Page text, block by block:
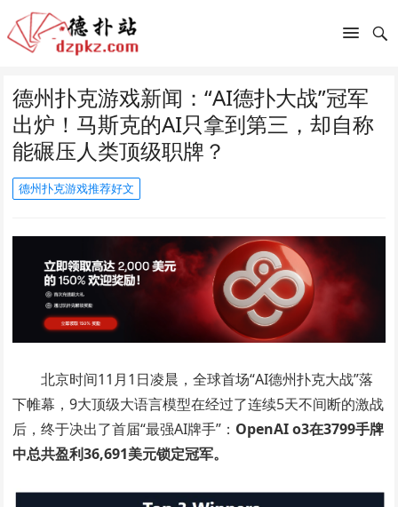
德州扑克游戏新闻：“AI德扑大战”冠军
出炉！马斯克的AI只拿到第三，却自称
能碾压人类顶级职牌？
德州扑克游戏推荐好文
北京时间11月1日凌晨，全球首场“AI德州扑克大战”落
下帷幕，9大顶级大语言模型在经过了连续5天不间断的激战
后，终于决出了首届“最强AI牌手”： OpenAI o3在3799手牌
中总共盈利36,691美元锁定冠军。